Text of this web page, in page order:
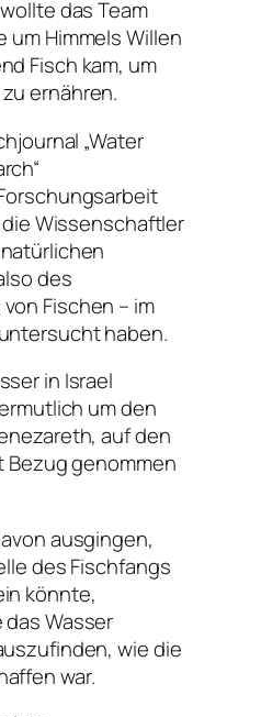
das Team
um Himmels Willen
Fisch kam, um
ernähren.
„Water
Wissenschaftler
des
Fischen – im
haben.
in Israel
um den
auf den
Bezug genommen
ausgingen,
des Fischfangs
könnte,
Wasser
wie die
war.